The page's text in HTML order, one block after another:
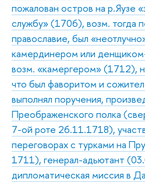
пожалован остров на р.Яузе
службу» (1706), возм. тогда
православие, был
камердинером или
возм. «камергером» (1712),
что был фаворитом и
выполнял поручения,
Преображенского полка
7-ой роте 26.11.1718),
переговорах с турками на
1711), генерал-адьютант
дипломатическая миссия в